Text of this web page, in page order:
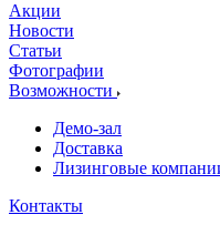
Акции
Новости
Статьи
Фотографии
Возможности
Демо-зал
Доставка
Лизинговые
Контакты